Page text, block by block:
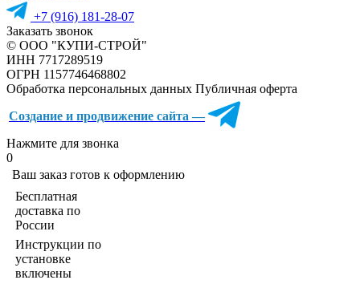
+7 (916) 181-28-07
Заказать звонок
© ООО "КУПИ-СТРОЙ"
ИНН 7717289519
ОГРН 1157746468802
Обработка персональных данных Публичная оферта
Создание и продвижение сайта —
Нажмите для звонка
0
Ваш заказ готов к оформлению
Бесплатная
доставка по
России
Инструкции по
установке
включены